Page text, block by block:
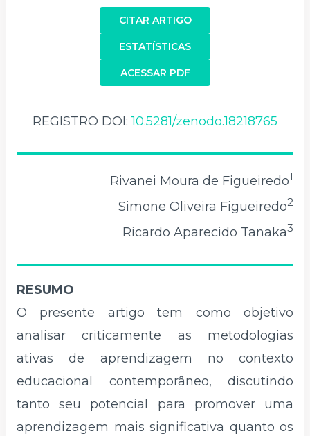
CITAR ARTIGO
ACESSAR PDF
ESTATÍSTICAS
REGISTRO DOI:10.5281/zenodo.18218765
Rivanei Moura de Figueiredo1
Simone Oliveira Figueiredo2
Ricardo Aparecido Tanaka3
RESUMO
O presente artigo tem como objetivo
analisar criticamente as metodologias
ativas de aprendizagem no contexto
educacional contemporâneo, discutindo
tanto seu potencial para promover uma
aprendizagem mais significativa quanto os